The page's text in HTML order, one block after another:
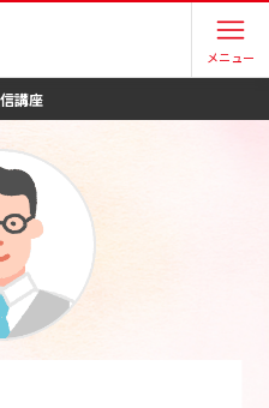
メニュー
講座